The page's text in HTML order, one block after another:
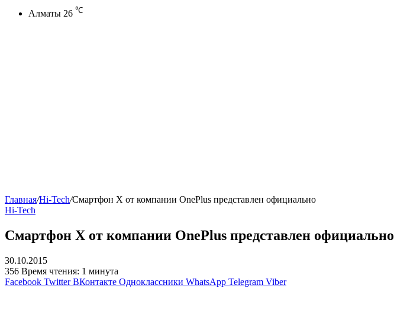
Алматы 26 ℃
Главная/Hi-Tech/Смартфон X от компании OnePlus представлен официально
Hi-Tech
Смартфон X от компании OnePlus представлен официально
30.10.2015
356 Время чтения: 1 минута
Facebook Twitter ВКонтакте Одноклассники WhatsApp Telegram Viber